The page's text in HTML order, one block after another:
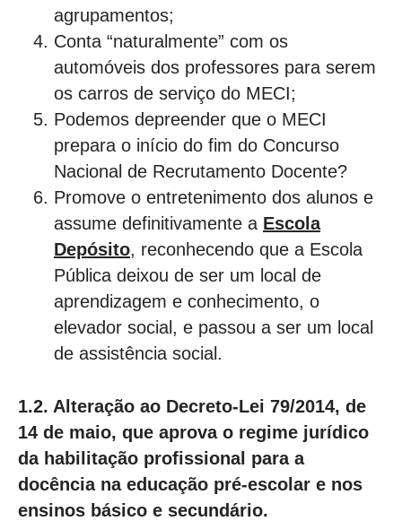
agrupamentos;
Conta “naturalmente” com os
automóveis dos professores para serem
os carros de serviço do MECI;
Podemos depreender que o MECI
prepara o início do fim do Concurso
Nacional de Recrutamento Docente?
Promove o entretenimento dos alunos e
assume definitivamente a Escola
Depósito, reconhecendo que a Escola
Pública deixou de ser um local de
aprendizagem e conhecimento, o
elevador social, e passou a ser um local
de assistência social.
1.2. Alteração ao Decreto-Lei 79/2014, de
14 de maio, que aprova o regime jurídico
da habilitação profissional para a
docência na educação pré-escolar e nos
ensinos básico e secundário.